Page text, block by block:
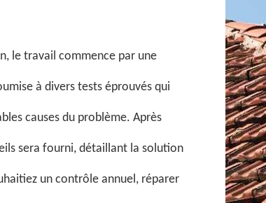
le travail commence par une
à divers tests éprouvés qui
causes du problème. Après
sera fourni, détaillant la solution
un contrôle annuel, réparer